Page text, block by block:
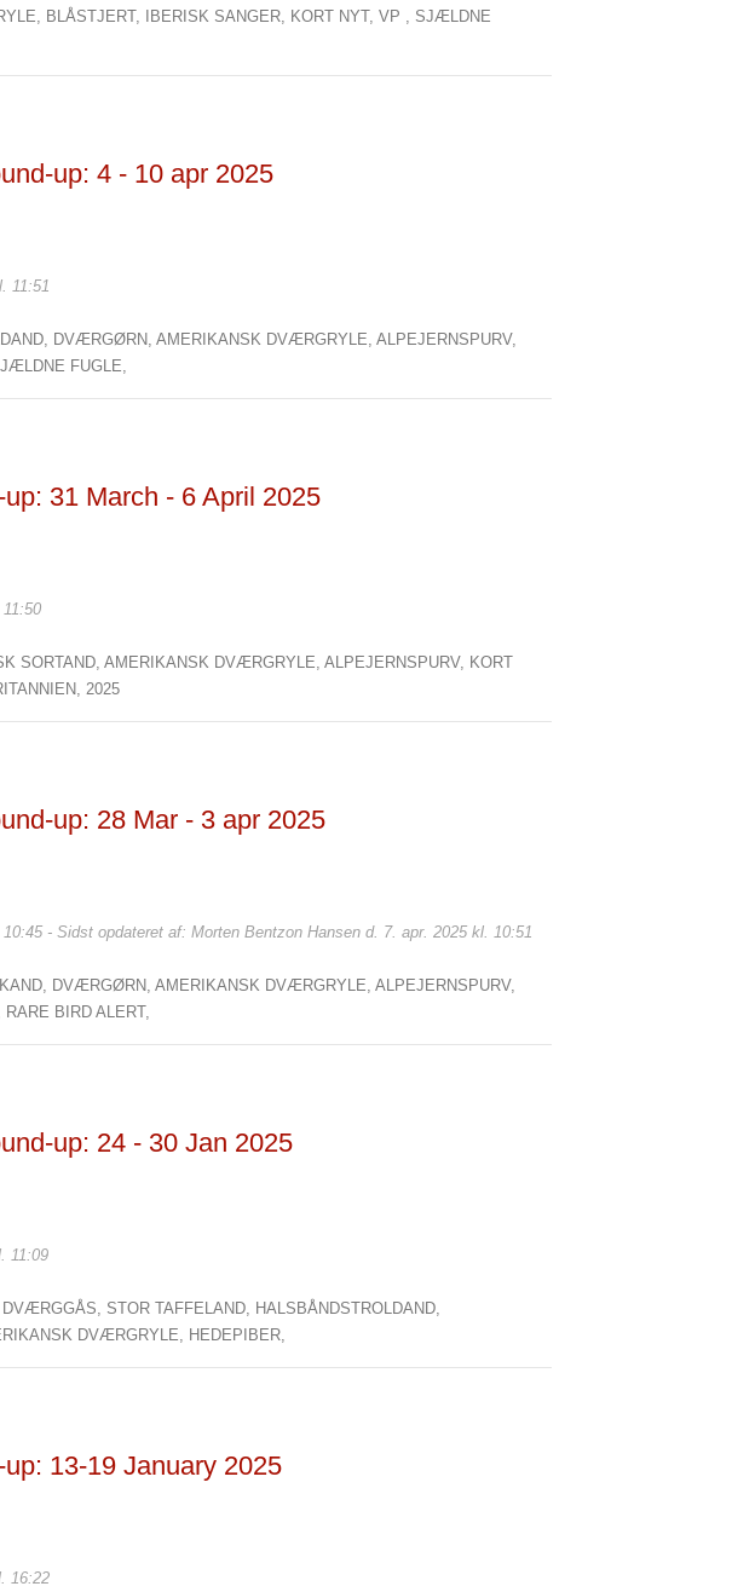
BLÅSTJERT, IBERISK SANGER, KORT NYT,VP , SJÆLDNE
up: 4 - 10 apr 2025
11:51
DVÆRGØRN,AMERIKANSK DVÆRGRYLE,ALPEJERNSPURV,
FUGLE,
31 March - 6 April 2025
SORTAND,AMERIKANSK DVÆRGRYLE,ALPEJERNSPURV, KORT
2025
up: 28 Mar - 3 apr 2025
- Sidst opdateret af: Morten Bentzon Hansen d. 7. apr. 2025 kl. 10:51
DVÆRGØRN,AMERIKANSK DVÆRGRYLE,ALPEJERNSPURV,
RARE BIRD ALERT,
up: 24 - 30 Jan 2025
11:09
DVÆRGGÅS, STOR TAFFELAND, HALSBÅNDSTROLDAND,
DVÆRGRYLE, HEDEPIBER,
13-19 January 2025
16:22